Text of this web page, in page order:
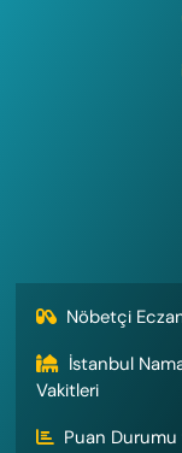
Nöbetçi
İstanbul
Vakitleri
Puan Durumu